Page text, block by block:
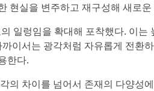
현실을 변주하고 재구성해 새로
의 일렁임을 확대해 포착했다. 이
이서는 광각처럼 자유롭게 전환
한다.
의 차이를 넘어서 존재의 다양성